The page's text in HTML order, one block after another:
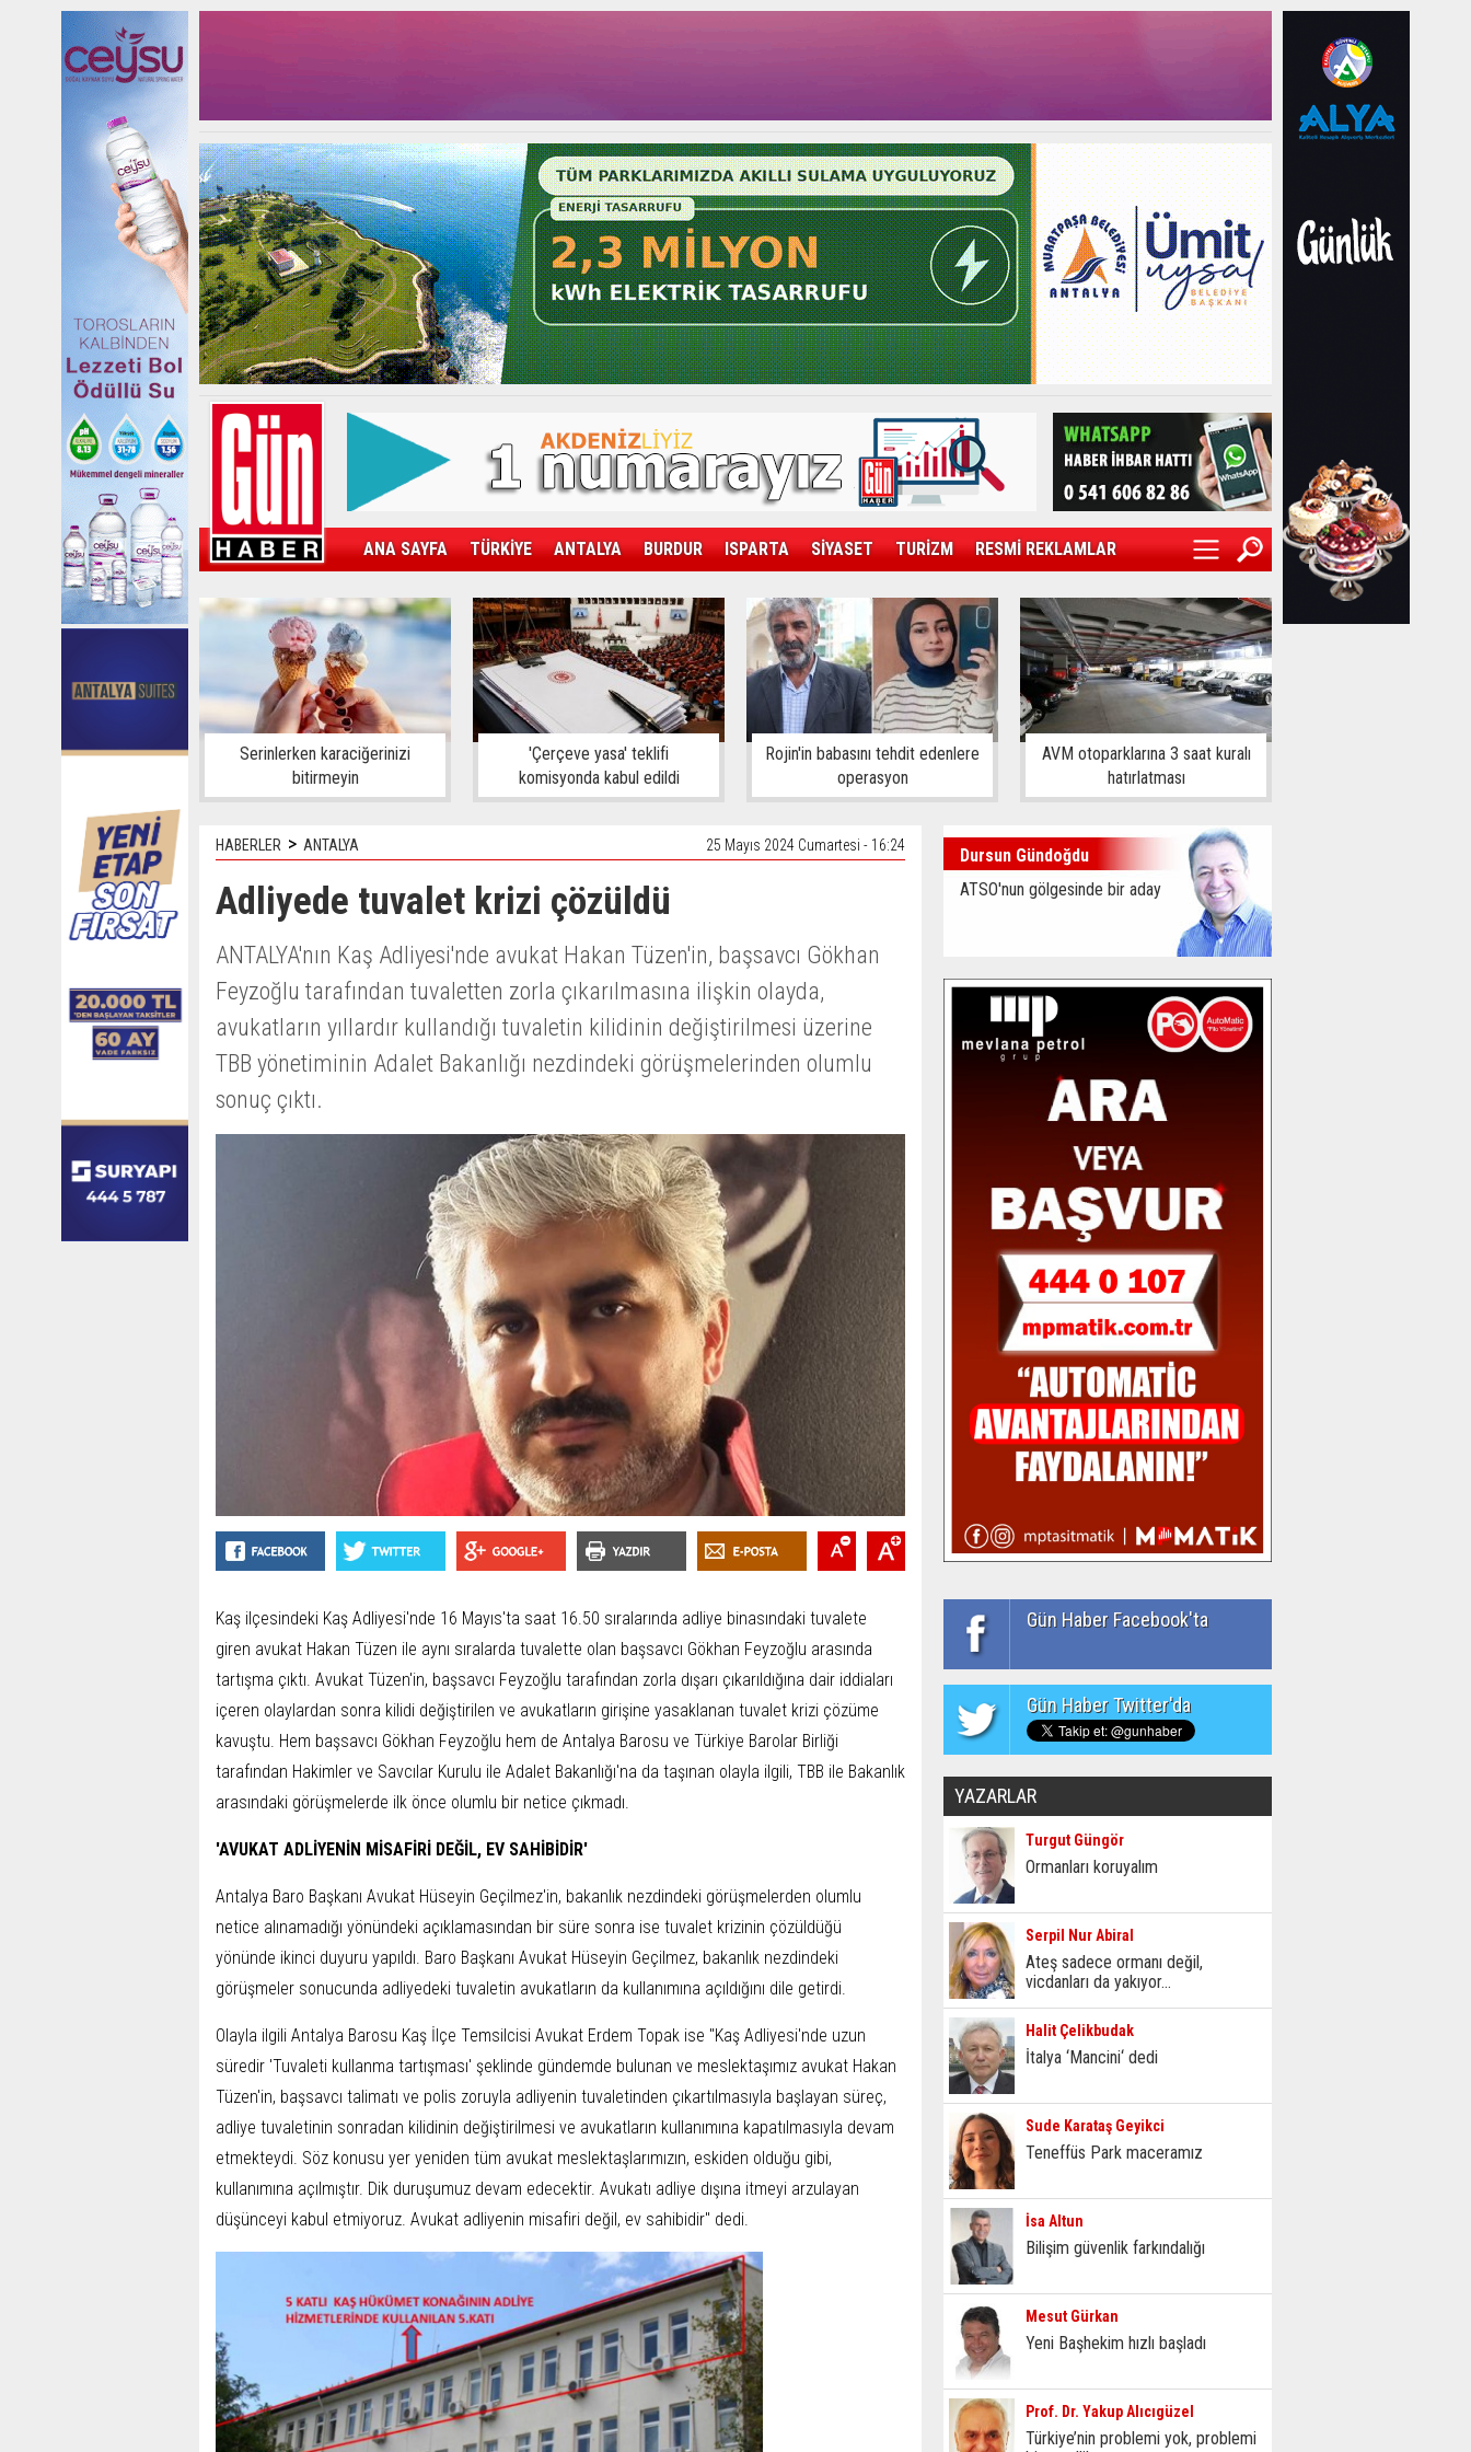
ANA SAYFA TÜRKİYE ANTALYA BURDUR ISPARTA SİYASET TURİZM RESMİ REKLAMLAR
KAMPÜS GÜN'ÜN ÜRÜNÜ SAĞLIK EKONOMİ DÜNYA
Serinlerken karaciğerinizi
bitirmeyin
'Çerçeve yasa' teklifi
komisyonda kabul edildi
Rojin'in babasını tehdit edenlere
operasyon
AVM otoparklarına 3 saat kuralı
hatırlatması
HABERLER > ANTALYA 25 Mayıs 2024 Cumartesi - 16:24
Adliyede tuvalet krizi çözüldü
ANTALYA'nın Kaş Adliyesi'nde avukat Hakan Tüzen'in, başsavcı Gökhan
Feyzoğlu tarafından tuvaletten zorla çıkarılmasına ilişkin olayda,
avukatların yıllardır kullandığı tuvaletin kilidinin değiştirilmesi üzerine
TBB yönetiminin Adalet Bakanlığı nezdindeki görüşmelerinden olumlu
sonuç çıktı.
Kaş ilçesindeki Kaş Adliyesi'nde 16 Mayıs'ta saat 16.50 sıralarında adliye binasındaki tuvalete
giren avukat Hakan Tüzen ile aynı sıralarda tuvalette olan başsavcı Gökhan Feyzoğlu arasında
tartışma çıktı. Avukat Tüzen'in, başsavcı Feyzoğlu tarafından zorla dışarı çıkarıldığına dair iddiaları
içeren olaylardan sonra kilidi değiştirilen ve avukatların girişine yasaklanan tuvalet krizi çözüme
kavuştu. Hem başsavcı Gökhan Feyzoğlu hem de Antalya Barosu ve Türkiye Barolar Birliği
tarafından Hakimler ve Savcılar Kurulu ile Adalet Bakanlığı'na da taşınan olayla ilgili, TBB ile Bakanlık
arasındaki görüşmelerde ilk önce olumlu bir netice çıkmadı.
'AVUKAT ADLİYENİN MİSAFİRİ DEĞİL, EV SAHİBİDİR'
Antalya Baro Başkanı Avukat Hüseyin Geçilmez'in, bakanlık nezdindeki görüşmelerden olumlu
netice alınamadığı yönündeki açıklamasından bir süre sonra ise tuvalet krizinin çözüldüğü
yönünde ikinci duyuru yapıldı. Baro Başkanı Avukat Hüseyin Geçilmez, bakanlık nezdindeki
görüşmeler sonucunda adliyedeki tuvaletin avukatların da kullanımına açıldığını dile getirdi.
Olayla ilgili Antalya Barosu Kaş İlçe Temsilcisi Avukat Erdem Topak ise "Kaş Adliyesi'nde uzun
süredir 'Tuvaleti kullanma tartışması' şeklinde gündemde bulunan ve meslektaşımız avukat Hakan
Tüzen'in, başsavcı talimatı ve polis zoruyla adliyenin tuvaletinden çıkartılmasıyla başlayan süreç,
adliye tuvaletinin sonradan kilidinin değiştirilmesi ve avukatların kullanımına kapatılmasıyla devam
etmekteydi. Söz konusu yer yeniden tüm avukat meslektaşlarımızın, eskiden olduğu gibi,
kullanımına açılmıştır. Dik duruşumuz devam edecektir. Avukatı adliye dışına itmeyi arzulayan
düşünceyi kabul etmiyoruz. Avukat adliyenin misafiri değil, ev sahibidir" dedi.
Dursun Gündoğdu
ATSO'nun gölgesinde bir aday
Gün Haber Facebook'ta
Gün Haber Twitter'da
YAZARLAR
Turgut Güngör
Ormanları koruyalım
Serpil Nur Abiral
Ateş sadece ormanı değil,
vicdanları da yakıyor...
Halit Çelikbudak
İtalya ‘Mancini‘ dedi
Sude Karataş Geyikci
Teneffüs Park maceramız
İsa Altun
Bilişim güvenlik farkındalığı
Mesut Gürkan
Yeni Başhekim hızlı başladı
Prof. Dr. Yakup Alıcıgüzel
Türkiye’nin problemi yok, problemi